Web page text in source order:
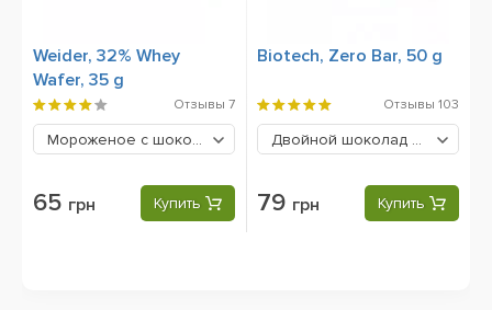
Weider, 32% Whey
Wafer, 35 g
Отзывы 7
Мороженое с шоколадом 65 грн
65 грн Купить
Biotech, Zero Bar, 50 g
Отзывы 103
Двойной шоколад
79 грн
79 грн Купить